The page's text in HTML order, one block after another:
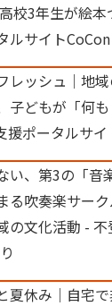
校3年生が絵
ルサイトCoCon
レッシュ｜地
子どもが「何
援ポータルサイ
い、第3の「音
る吹奏楽サー
の文化活動 -
夏休み｜自宅